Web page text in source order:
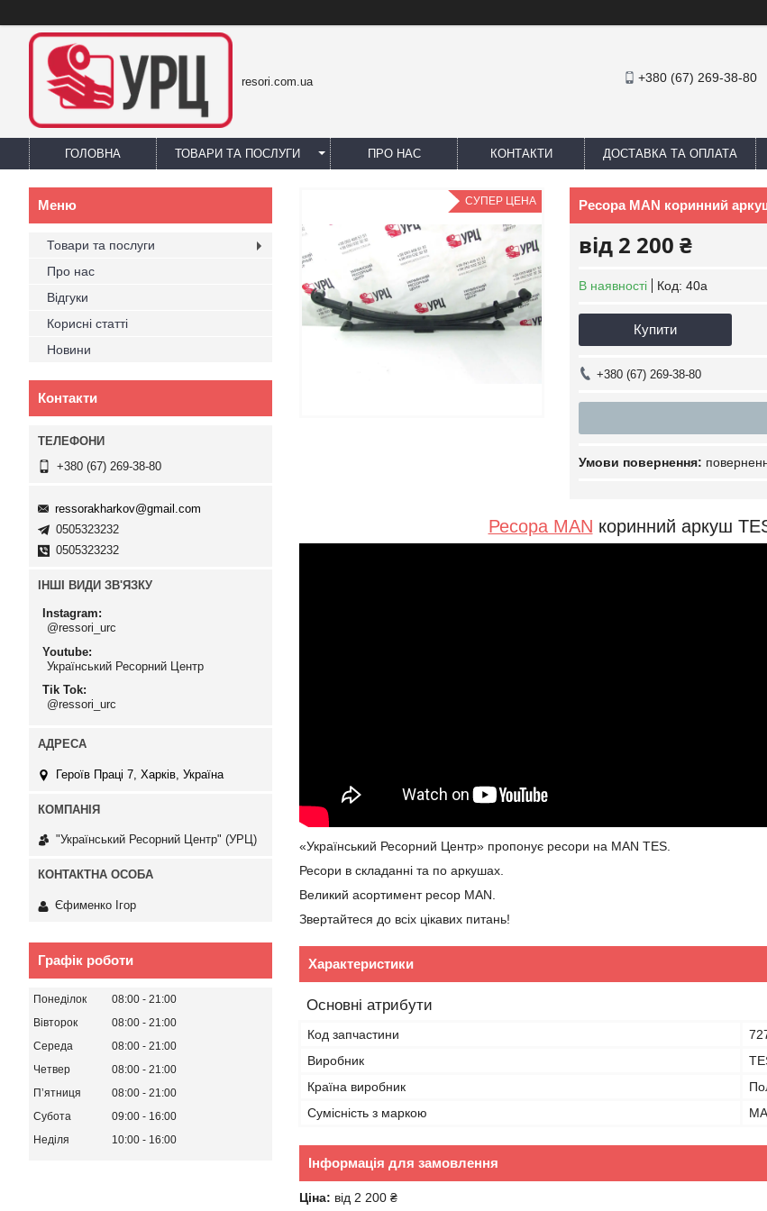
resori.com.ua +380 (67) 269-38-80
ГОЛОВНА ТОВАРИ ТА ПОСЛУГИ ПРО НАС КОНТАКТИ ДОСТАВКА ТА ОПЛАТА
СУПЕР ЦЕНА Ресора MAN коринний
від 2 200 ₴
В наявності Код: 40a
Купити
+380 (67) 269-38-80
Ресора MAN коринний аркуш
«Український Ресорний Центр» пропонує ресори на MAN TES.
Ресори в складанні та по аркушах.
Великий асортимент ресор MAN.
Звертайтеся до всіх цікавих питань!
Характеристики
Основні атрибути
Код запчастини
Виробник
Країна виробник
Сумісність з маркою
Інформація для замовлення
Ціна: від 2 200 ₴
Товари та послуги
Про нас
Відгуки
Корисні статті
Новини
Контакти
+380 (67) 269-38-80
ressorakharkov@gmail.com
0505323232
0505323232
ІНШІ ВИДИ ЗВ'ЯЗКУ
Instagram
@ressori_urc
Youtube
Український Ресорний Центр
Tik Tok
@ressori_urc
Героїв Праці 7, Харків, Україна
"Український Ресорний Центр" (УРЦ)
Єфименко Ігор
Графік роботи
Понеділок 08:00
21:00
Вівторок
08:00
21:00
Середа
08:00
21:00
Четвер
08:00
21:00
Пʼятниця
08:00
21:00
Субота
09:00
16:00
Неділя
10:00 16:00